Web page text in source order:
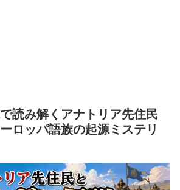
読み解くアナトリア先住民
ロッパ語族の起源ミステリ